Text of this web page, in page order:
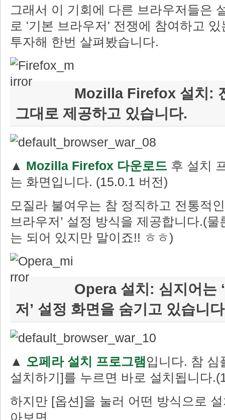
그래서 이 기회에 다른 브라우저들은
로 '기본 브라우저' 전쟁에 참여하고
투자해 한번 살펴봤습니다.
Mozilla Firefox 설치:
그대로 제공하고 있습니다.
▲ Mozilla Firefox 다운로드 후 설치
는 화면입니다. (15.0.1 버전)
모질라 불여우는 참 정직하고 전통적
브라우저’ 설정 방식을 제공합니다.(
는 되어 있지만 말이죠!! ㅎㅎ)
Opera 설치: 심지어는
저’ 설정 화면을 숨기고 있습니
▲ 오페라 설치 프로그램입니다. 참 심
설치하기]를 누르면 바로 설치됩니다
하지만 [옵션]을 눌러 어떤 방식으로
아보면…